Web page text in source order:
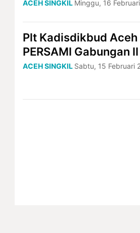
ACEH SINGKIL Minggu, 16
Plt Kadisdikbud Aceh
PERSAMI Gabungan
ACEH SINGKIL Sabtu, 15 Februari